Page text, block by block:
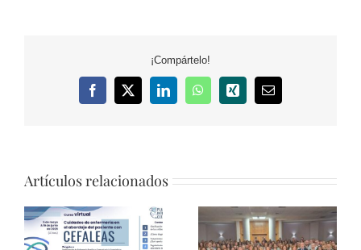
¡Compártelo!
Facebook
X LinkedInWhatsApp
Xing
Correo
Artículos relacionados